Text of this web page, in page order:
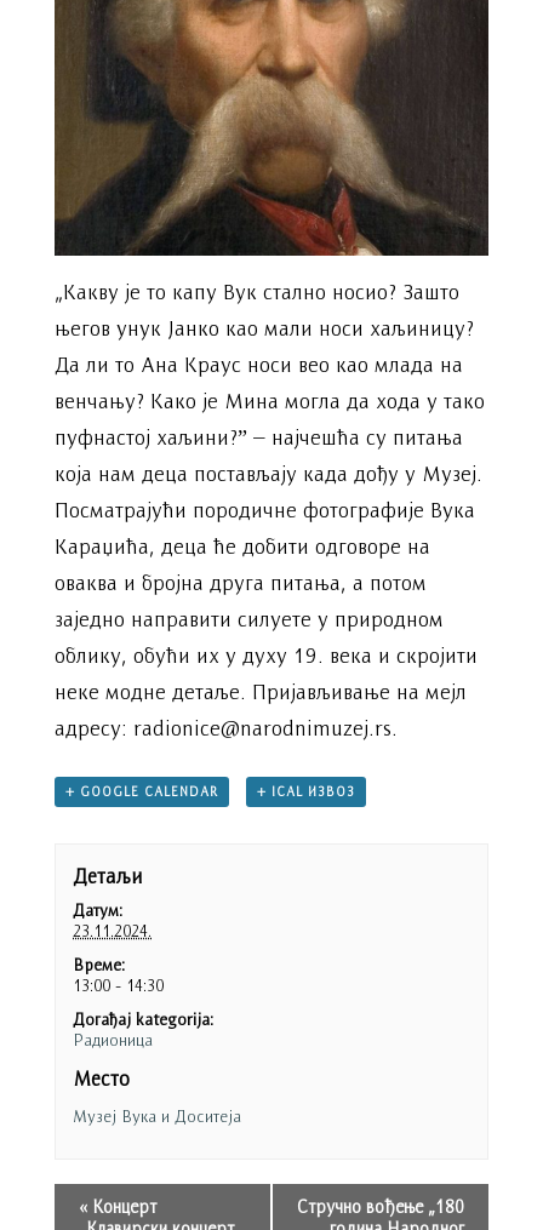
„Какву је то капу Вук стално носио? Зашто
његов унук Јанко као мали носи хаљиницу?
Да ли то Ана Краус носи вео као млада на
венчању? Како је Мина могла да хода у тако
пуфнастој хаљини?ˮ – најчешћа су питања
која нам деца постављају када дођу у Музеј.
Посматрајући породичне фотографије Вука
Караџића, деца ће добити одговоре на
оваква и бројна друга питања, а потом
заједно направити силуете у природном
облику, обући их у духу 19. века и скројити
неке модне детаље. Пријављивање на мејл
адресу: radionice@narodnimuzej.rs.
+ GOOGLE CALENDAR + ICAL ИЗВОЗ
Детаљи
Датум:
23.11.2024.
Време:
13:00 - 14:30
Догађај kategorija:
Радионица
Место
Музеј Вука и Доситеја
«Концерт
Стручно вођење „180